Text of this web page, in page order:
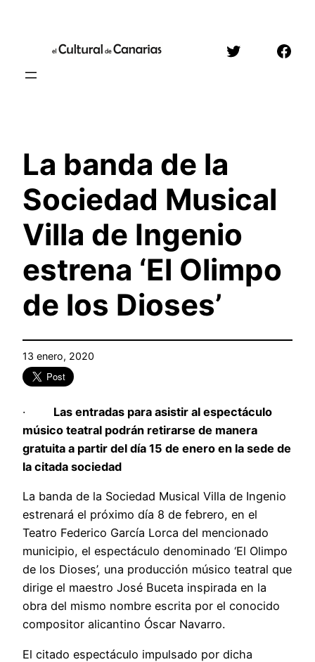
contenido
Twitter
La banda de la
Sociedad Musical
Villa de Ingenio
estrena ‘El Olimpo
de los Dioses’
13 enero, 2020
· Las entradas para asistir al espectáculo
músico teatral podrán retirarse de manera
gratuita a partir del día 15 de enero en la sede de
la citada sociedad
La banda de la Sociedad Musical Villa de Ingenio
estrenará el próximo día 8 de febrero, en el
Teatro Federico García Lorca del mencionado
municipio, el espectáculo denominado ‘El Olimpo
de los Dioses’, una producción músico teatral que
dirige el maestro José Buceta inspirada en la
obra del mismo nombre escrita por el conocido
compositor alicantino Óscar Navarro.
El citado espectáculo impulsado por dicha